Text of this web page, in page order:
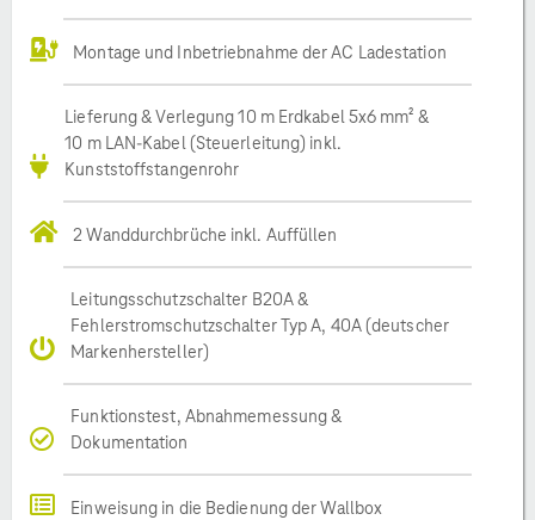
Montage und Inbetriebnahme der AC Ladestation
Lieferung & Verlegung 10 m Erdkabel 5x6 mm² &
10 m LAN-Kabel (Steuerleitung) inkl.
Kunststoffstangenrohr
2 Wanddurchbrüche inkl. Auffüllen
Leitungsschutzschalter B20A &
Fehlerstromschutzschalter Typ A, 40A (deutscher
Markenhersteller)
Funktionstest, Abnahmemessung &
Dokumentation
Einweisung in die Bedienung der Wallbox